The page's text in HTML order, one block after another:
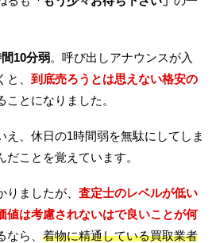
間10分弱 。呼び出しアナウンスが入
と、 到底売ろうとは思えない格安の
ことになりました。
え、休日の1時間弱を無駄にしてしま
だことを覚えています。
りましたが、 査定士のレベルが低い
値は考慮されないはで良いことが何
なら、 着物に精通している買取業者